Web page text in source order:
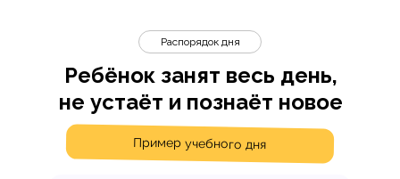
Ребёнок занят весь день,
не устаёт и познаёт новое
Распорядок дня
Пример учебного дня